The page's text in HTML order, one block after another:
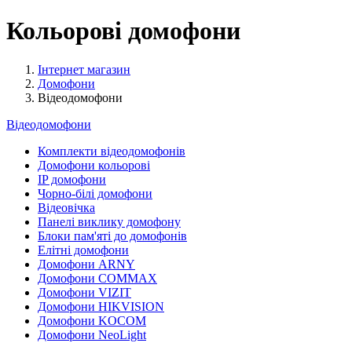
Кольорові домофони
Інтернет магазин
Домофони
Відеодомофони
Відеодомофони
Комплекти відеодомофонів
Домофони кольорові
IP домофони
Чорно-білі домофони
Відеовічка
Панелі виклику домофону
Блоки пам'яті до домофонів
Елітні домофони
Домофони ARNY
Домофони COMMAX
Домофони VIZIT
Домофони HIKVISION
Домофони KOCOM
Домофони NeoLight